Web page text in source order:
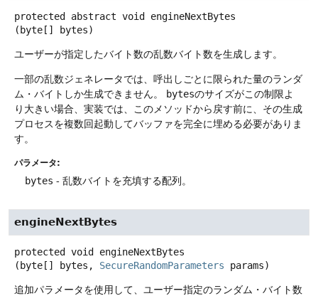
protected abstract void
engineNextBytes
(byte[] bytes)
ユーザーが指定したバイト数の乱数バイト数を生成します。
一部の乱数ジェネレータでは、呼出しごとに限られた量のランダ
ム・バイトしか生成できません。
bytesのサイズがこの制限よ
り大きい場合、実装では、このメソッドから戻す前に、その生成
プロセスを複数回起動してバッファを完全に埋める必要がありま
す。
パラメータ:
bytes - 乱数バイトを充填する配列。
engineNextBytes
protected void
engineNextBytes
(byte[] bytes, SecureRandomParameters params)
追加パラメータを使用して、ユーザー指定のランダム・バイト数